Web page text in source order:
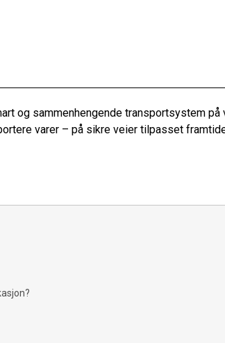
og sammenhengende transportsystem på
varer – på sikre veier tilpasset